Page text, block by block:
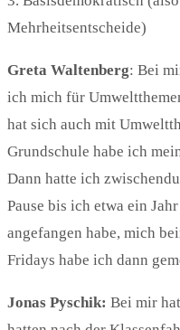
Mehrheitsentscheide)
Greta Waltenberg: Bei
ich mich für
hat sich auch mit
Grundschule habe ich
Dann hatte ich
Pause bis ich etwa ein
angefangen habe, mich
Fridays habe ich dann
Jonas Pyschik: Bei mir